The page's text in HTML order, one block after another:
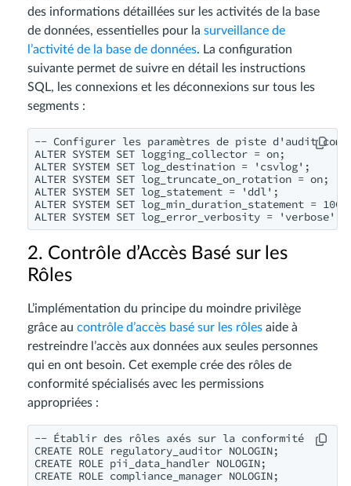
des informations détaillées sur les activités de la base
de données, essentielles pour la surveillance de
l’activité de la base de données. La configuration
suivante permet de suivre en détail les instructions
SQL, les connexions et les déconnexions sur tous les
segments :
-- Configurer les paramètres de piste d'audit
ALTER SYSTEM SET logging_collector = on;
ALTER SYSTEM SET log_destination = 'csvlog';
ALTER SYSTEM SET log_truncate_on_rotation = on;
ALTER SYSTEM SET log_statement = 'ddl';
ALTER SYSTEM SET log_min_duration_statement =
2. Contrôle d’Accès Basé sur les
Rôles
L’implémentation du principe du moindre privilège
grâce au contrôle d’accès basé sur les rôles aide à
restreindre l’accès aux données aux seules personnes
qui en ont besoin. Cet exemple crée des rôles de
conformité spécialisés avec les permissions
appropriées :
-- Établir des rôles axés sur la conformité
CREATE ROLE regulatory_auditor NOLOGIN;
CREATE ROLE pii_data_handler NOLOGIN;
CREATE ROLE compliance_manager NOLOGIN;